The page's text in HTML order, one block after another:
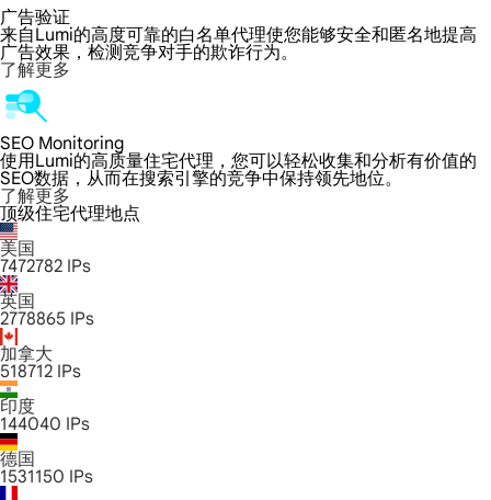
广告验证
来自Lumi的高度可靠的白名单代理使您能够安全和匿名地提高
广告效果，检测竞争对手的欺诈行为。
了解更多
SEO Monitoring
使用Lumi的高质量住宅代理，您可以轻松收集和分析有价值的
SEO数据，从而在搜索引擎的竞争中保持领先地位。
了解更多
顶级住宅代理地点
美国
7472782 IPs
英国
2778865 IPs
加拿大
518712 IPs
印度
144040 IPs
德国
1531150 IPs